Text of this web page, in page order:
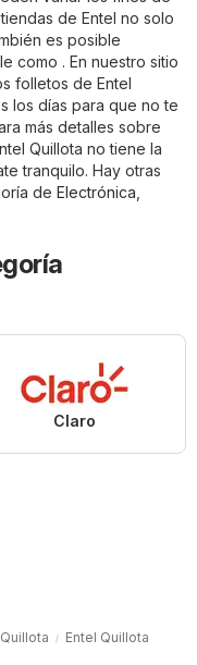
de Entel no solo
es posible
como . En nuestro sitio
folletos de Entel
los días para que no te
más detalles sobre
Quillota no tiene la
tranquilo. Hay otras
de Electrónica
Claro
Entel Quillota